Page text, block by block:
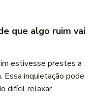
que algo ruim vai
estivesse prestes a
Essa inquietação pode
difícil relaxar.